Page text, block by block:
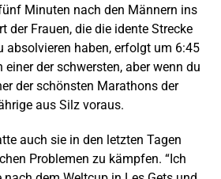
Minuten nach den Männern ins
der Frauen, die die idente Strecke
absolvieren haben, erfolgt um 6:45
einer der schwersten, aber wenn du
der schönsten Marathons der
aus Silz voraus.
auch sie in den letzten Tagen
Problemen zu kämpfen. “Ich